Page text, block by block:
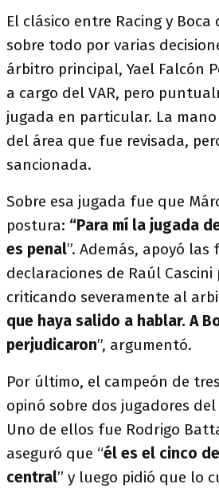
El clásico entre Racing y
sobre todo por varias
árbitro principal, Yael Falcón
a cargo del VAR, pero
jugada en particular. La
del área que fue revisada,
sancionada.
Sobre esa jugada fue que
postura: “Para mí la jugada
es penal”. Además, apoyó las
declaraciones de Raúl
criticando severamente al
que haya salido a hablar. A
perjudicaron”, argumentó.
Por último, el campeón de
opinó sobre dos jugadores
Uno de ellos fue Rodrigo
aseguró que “él es el cinco
central” y luego pidió que lo